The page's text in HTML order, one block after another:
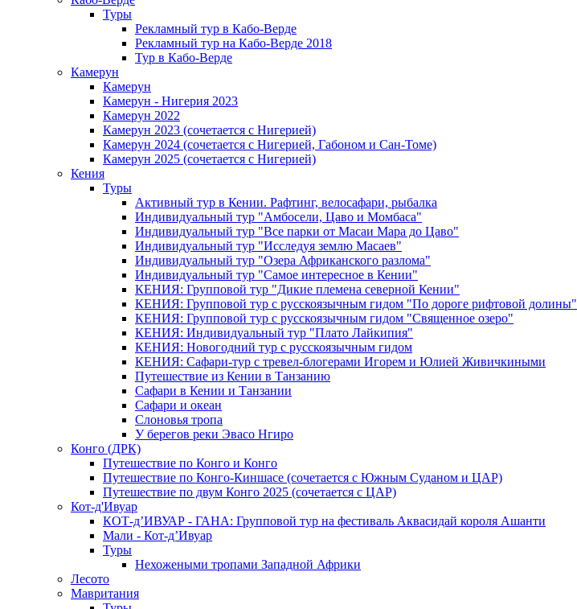
Туры
Рекламный тур в Кабо-Верде
Рекламный тур на Кабо-Верде 2018
Тур в Кабо-Верде
Камерун
Камерун
Камерун - Нигерия 2023
Камерун 2022
Камерун 2023 (сочетается с Нигерией)
Камерун 2024 (сочетается с Нигерией, Габоном и Сан-Томе)
Камерун 2025 (сочетается с Нигерией)
Кения
Туры
Активный тур в Кении. Рафтинг, велосафари, рыбалка
Индивидуальный тур "Амбосели, Цаво и Момбаса"
Индивидуальный тур "Все парки от Масаи Мара до Цаво"
Индивидуальный тур "Исследуя землю Масаев"
Индивидуальный тур "Озера Африканского разлома"
Индивидуальный тур "Самое интересное в Кении"
КЕНИЯ: Групповой тур "Дикие племена северной Кении"
КЕНИЯ: Групповой тур с русскоязычным гидом "По дороге рифтовой долины"
КЕНИЯ: Групповой тур с русскоязычным гидом "Священное озеро"
КЕНИЯ: Индивидуальный тур "Плато Лайкипия"
КЕНИЯ: Новогодний тур с русскоязычным гидом
КЕНИЯ: Сафари-тур с тревел-блогерами Игорем и Юлией Живичкиными
Путешествие из Кении в Танзанию
Сафари в Кении и Танзании
Сафари и океан
Слоновья тропа
У берегов реки Эвасо Нгиро
Конго (ДРК)
Путешествие по Конго и Конго
Путешествие по Конго-Киншасе (сочетается с Южным Суданом и ЦАР)
Путешествие по двум Конго 2025 (сочетается с ЦАР)
Кот-д'Ивуар
КОТ-д’ИВУАР - ГАНА: Групповой тур на фестиваль Аквасидай короля Ашанти
Мали - Кот-д’Ивуар
Туры
Нехожеными тропами Западной Африки
Лесото
Мавритания